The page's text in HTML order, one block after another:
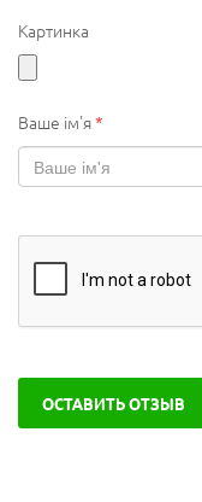
Картинка
Ваше ім'я*
ОСТАВИТЬ ОТЗЫВ